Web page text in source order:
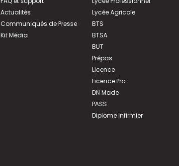
Actualités
Communiqués de Presse
Kit Média
Lycée Agricole
BTS
BTSA
BUT
Prépas
Licence
Licence Pro
DN Made
PASS
Diplome infirmier